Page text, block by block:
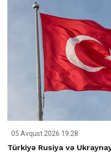
05 Avqust 2026 19:28
Türkiyə Rusiya və